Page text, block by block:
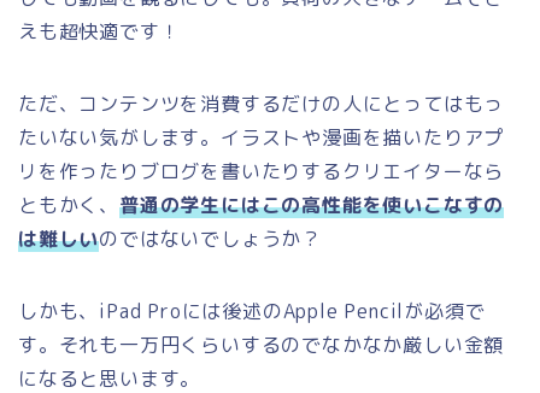
えも超快適です！
ただ、コンテンツを消費するだけの人にとってはもっ
たいない気がします。イラストや漫画を描いたりアプ
リを作ったりブログを書いたりするクリエイターなら
ともかく、 普通の学生にはこの高性能を使いこなすの
は難しいのではないでしょうか？
しかも、iPad Proには後述のApple Pencilが必須で
す。それも一万円くらいするのでなかなか厳しい金額
になると思います。